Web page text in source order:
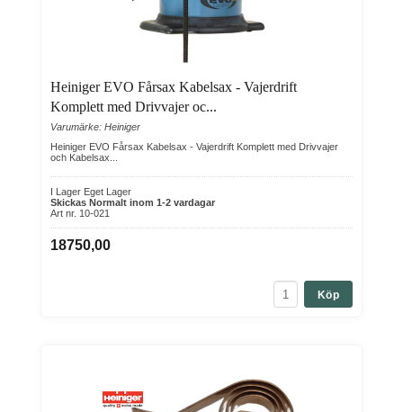
Heiniger EVO Fårsax Kabelsax - Vajerdrift
Komplett med Drivvajer oc...
Varumärke: Heiniger
Heiniger EVO Fårsax Kabelsax - Vajerdrift Komplett med Drivvajer
och Kabelsax...
I Lager Eget Lager
Skickas Normalt inom 1-2 vardagar
Art nr. 10-021
18750,00
Köp